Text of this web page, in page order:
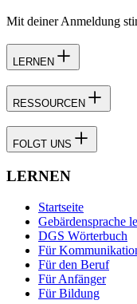
Mit deiner Anmeldung
LERNEN
RESSOURCEN
FOLGT UNS
LERNEN
Startseite
Gebärdensprache
DGS Wörterbuch
Für
Für den Beruf
Für Anfänger
Für Bildung